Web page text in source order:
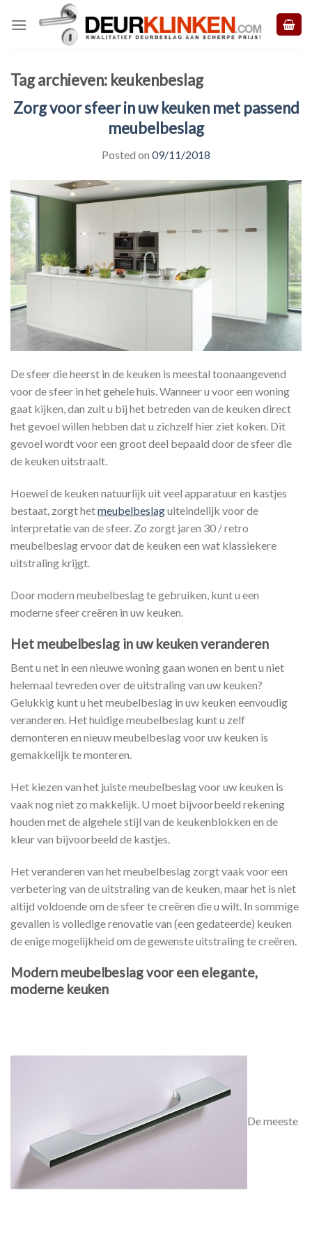
Tag archieven: keukenbeslag
Zorg voor sfeer in uw keuken met passend
meubelbeslag
Posted on 09/11/2018
De sfeer die heerst in de keuken is meestal toonaangevend
voor de sfeer in het gehele huis. Wanneer u voor een woning
gaat kijken, dan zult u bij het betreden van de keuken direct
het gevoel willen hebben dat u zichzelf hier ziet koken. Dit
gevoel wordt voor een groot deel bepaald door de sfeer die
de keuken uitstraalt.
Hoewel de keuken natuurlijk uit veel apparatuur en kastjes
bestaat, zorgt hetmeubelbeslaguiteindelijk voor de
interpretatie van de sfeer. Zo zorgt jaren 30 / retro
meubelbeslag ervoor dat de keuken een wat klassiekere
uitstraling krijgt.
Door modern meubelbeslag te gebruiken, kunt u een
moderne sfeer creëren in uw keuken.
Het meubelbeslag in uw keuken veranderen
Bent u net in een nieuwe woning gaan wonen en bent u niet
helemaal tevreden over de uitstraling van uw keuken?
Gelukkig kunt u het meubelbeslag in uw keuken eenvoudig
veranderen. Het huidige meubelbeslag kunt u zelf
demonteren en nieuw meubelbeslag voor uw keuken is
gemakkelijk te monteren.
Het kiezen van het juiste meubelbeslag voor uw keuken is
vaak nog niet zo makkelijk. U moet bijvoorbeeld rekening
houden met de algehele stijl van de keukenblokken en de
kleur van bijvoorbeeld de kastjes.
Het veranderen van het meubelbeslag zorgt vaak voor een
verbetering van de uitstraling van de keuken, maar het is niet
altijd voldoende om de sfeer te creëren die u wilt. In sommige
gevallen is volledige renovatie van (een gedateerde) keuken
de enige mogelijkheid om de gewenste uitstraling te creëren.
Modern meubelbeslag voor een elegante,
moderne keuken
De meeste